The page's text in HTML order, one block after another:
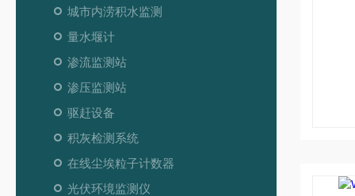
城市内涝积水监测
量水堰计
渗流监测站
渗压监测站
驱赶设备
积灰检测系统
在线尘埃粒子计数器
光伏环境监测仪